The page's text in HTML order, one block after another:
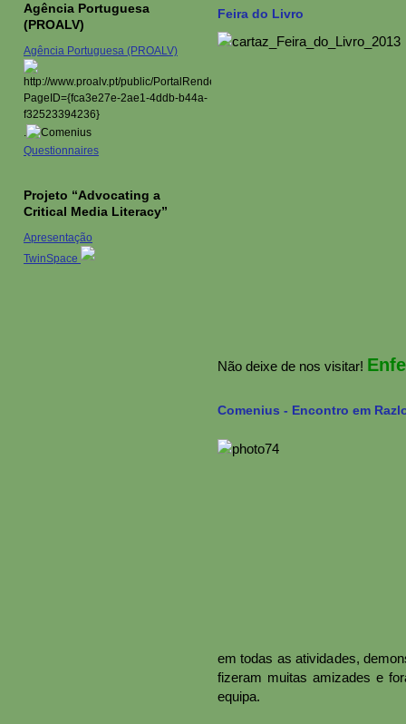
Feira do Livro
Não deixe de nos visitar!
Comenius - Encontro em
em todas as atividades,
fizeram muitas amizades e
equipa.
Agência Portuguesa
(PROALV)
Agência Portuguesa (PROALV)
.
Questionnaires
Projeto “Advocating a
Critical Media Literacy”
Apresentação
TwinSpace